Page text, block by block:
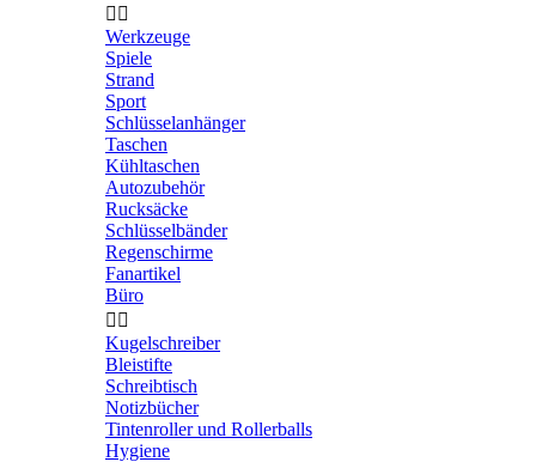
 
Werkzeuge
Spiele
Strand
Sport
Schlüsselanhänger
Taschen
Kühltaschen
Autozubehör
Rucksäcke
Schlüsselbänder
Regenschirme
Fanartikel
Büro
 
Kugelschreiber
Bleistifte
Schreibtisch
Notizbücher
Tintenroller und Rollerballs
Hygiene